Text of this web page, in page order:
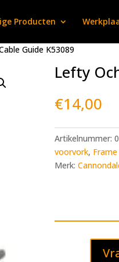
Producten
Guide K53089
Lefty
€14,00
Artikelnummer:
voorvork,
Merk: